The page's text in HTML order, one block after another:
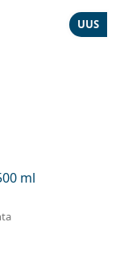
ml
UUS